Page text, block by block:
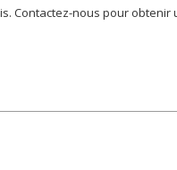
Contactez-nous pour obtenir